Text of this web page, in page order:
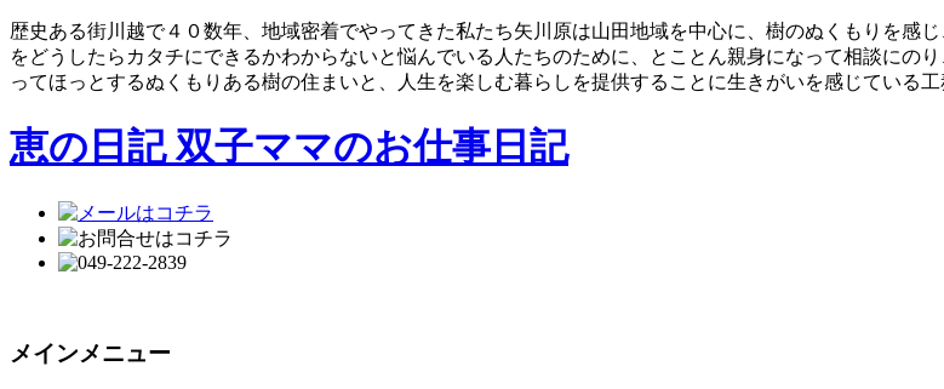
歴史ある街川越で４０数年、地域密着でやってきた私たち矢川原は山田地域を中心に、樹のぬくもりを感
をどうしたらカタチにできるかわからないと悩んでいる人たちのために、とことん親身になって相談にの
ってほっとするぬくもりある樹の住まいと、人生を楽しむ暮らしを提供することに生きがいを感じている工
恵の日記 双子ママのお仕事日記
メインメニュー